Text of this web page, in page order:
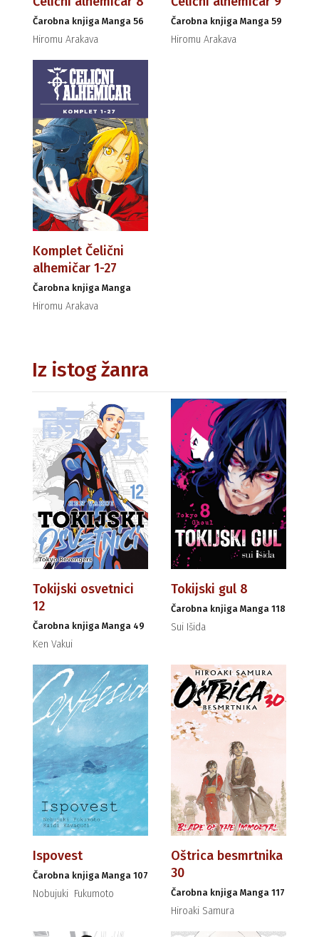
Čarobna knjiga Manga 56
Hiromu Arakava
Čarobna knjiga Manga 59
Hiromu Arakava
Komplet Čelični
alhemičar 1-27
Čarobna knjiga Manga
Hiromu Arakava
Iz istog žanra
Tokijski osvetnici
12
Čarobna knjiga Manga 49
Ken Vakui
Tokijski gul 8
Čarobna knjiga Manga 118
Sui Išida
Ispovest
Čarobna knjiga Manga 107
Nobujuki Fukumoto
Oštrica besmrtnika
30
Čarobna knjiga Manga 117
Hiroaki Samura